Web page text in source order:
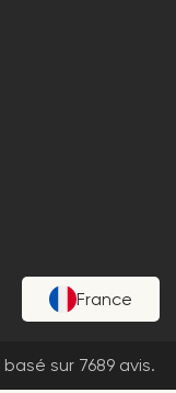
France
basé sur 7689 avis.